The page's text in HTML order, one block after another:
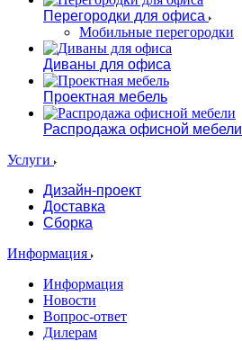
Перегородки для офиса
Мобильные перегородки
Диваны для офиса
Проектная мебель
Распродажа офисной мебели
Услуги
Дизайн-проект
Доставка
Сборка
Информация
Информация
Новости
Вопрос-ответ
Дилерам